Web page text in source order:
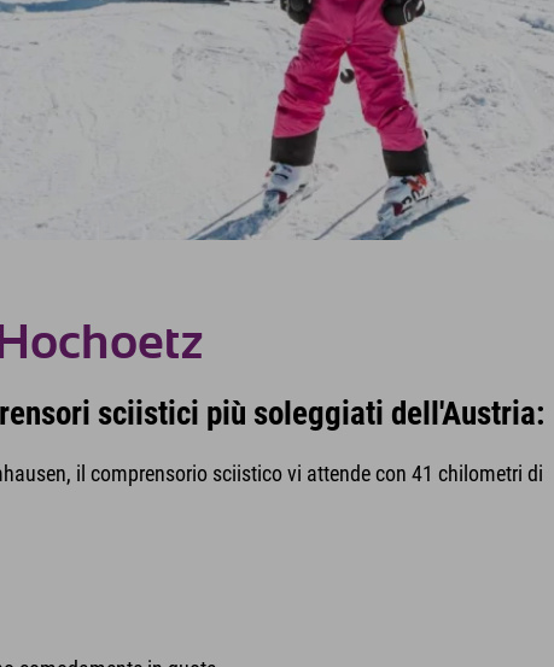
sciistici più soleggiati dell'Austria:
il comprensorio sciistico vi attende con 41 chilometri di